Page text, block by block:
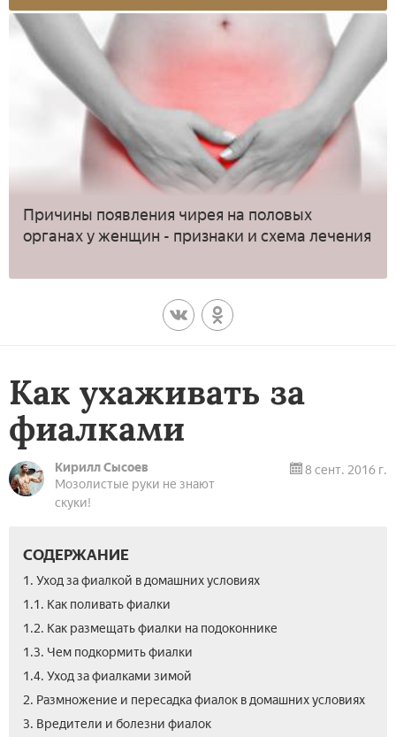
Причины появления чирея на половых
органах у женщин - признаки и схема лечения
Как ухаживать за
фиалками
Кирилл Сысоев
Мозолистые руки не знают
скуки!
8 сент. 2016 г.
СОДЕРЖАНИЕ
1. Уход за фиалкой в домашних условиях
1.1. Как поливать фиалки
1.2. Как размещать фиалки на подоконнике
1.3. Чем подкормить фиалки
1.4. Уход за фиалками зимой
2. Размножение и пересадка фиалок в домашних условиях
3. Вредители и болезни фиалок